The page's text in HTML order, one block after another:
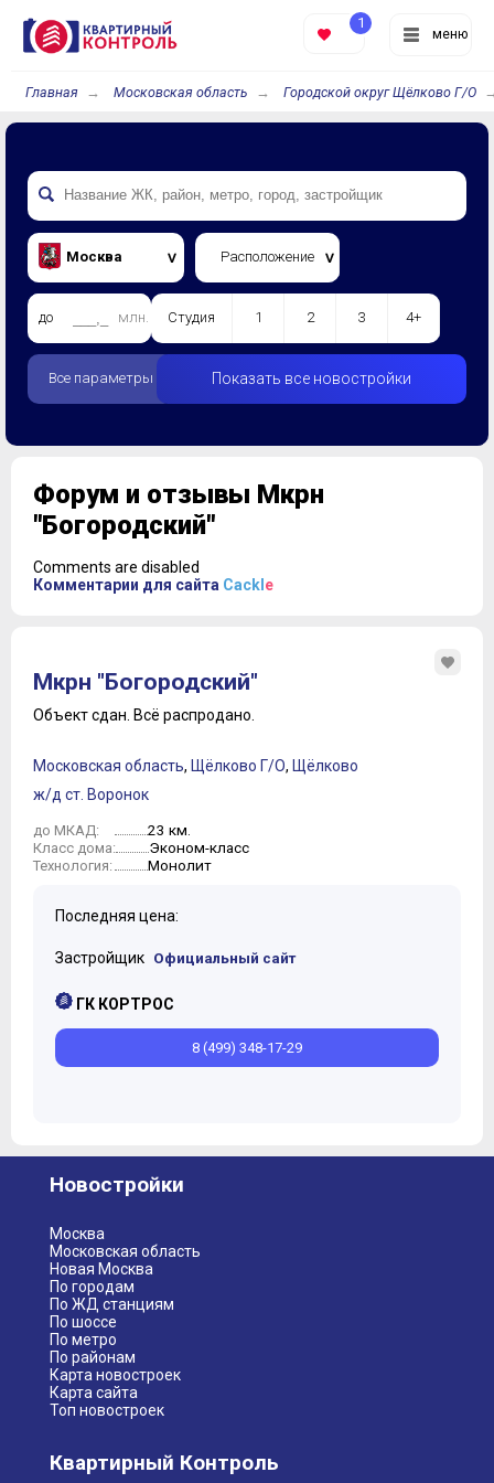
меню
1
Главная Московская область Городской округ Щёлково Г/О
Москва Расположение
до млн. Студия 1 2 3 4+
Все параметры Показать все новостройки
Форум и отзывы Мкрн
"Богородский"
Comments are disabled
Комментарии для сайта Cackl e
Мкрн "Богородский"
Объект сдан. Всё распродано.
Московская область, Щёлково Г/О, Щёлково
ж/д ст. Воронок
до МКАД: 23 км.
Класс дома: Эконом-класс
Технология: Монолит
Последняя цена:
Застройщик Официальный сайт
ГК КОРТРОС
8 (499) 348-17-29
Новостройки
Москва
Московская область
Новая Москва
По городам
По ЖД станциям
По шоссе
По метро
По районам
Карта новостроек
Карта сайта
Топ новостроек
Квартирный Контроль